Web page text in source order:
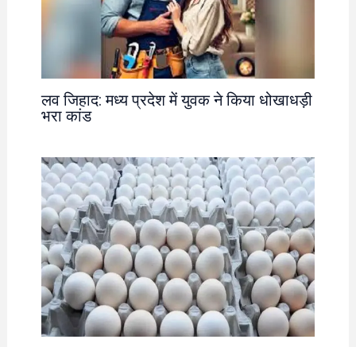
लव जिहाद: मध्य प्रदेश में युवक ने किया धोखाधड़ी
भरा कांड